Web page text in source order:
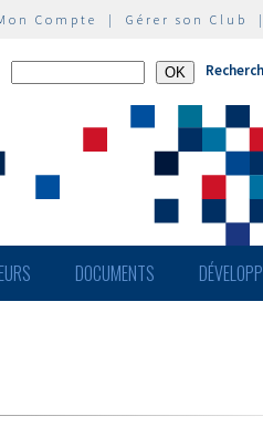
Compte | Gérer son Club
DOCUMENTS